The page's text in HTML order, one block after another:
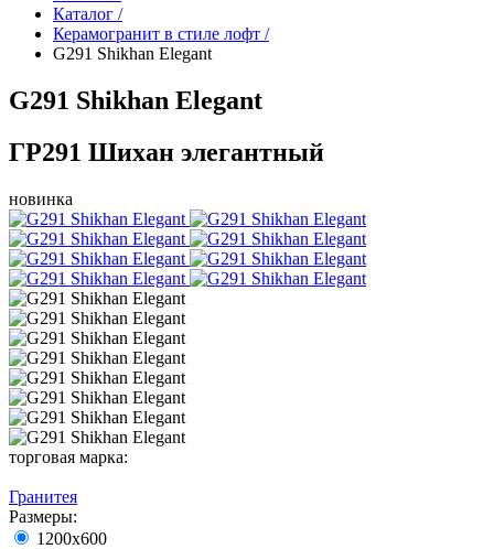
Каталог /
Керамогранит в стиле лофт /
G291 Shikhan Elegant
G291 Shikhan Elegant
ГР291 Шихан элегантный
новинка
торговая марка:
Гранитея
Размеры:
1200х600